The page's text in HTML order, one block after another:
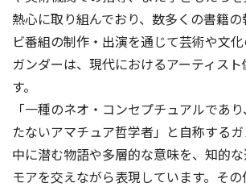
熱心に取り組んでおり、数多くの書籍
ビ番組の制作・出演を通じて芸術や文
ガンダーは、現代におけるアーティス
す。
「一種のネオ・コンセプチュアルであ
たないアマチュア哲学者」と自称する
中に潜む物語や多層的な意味を、知的
モアを交えながら表現しています。その